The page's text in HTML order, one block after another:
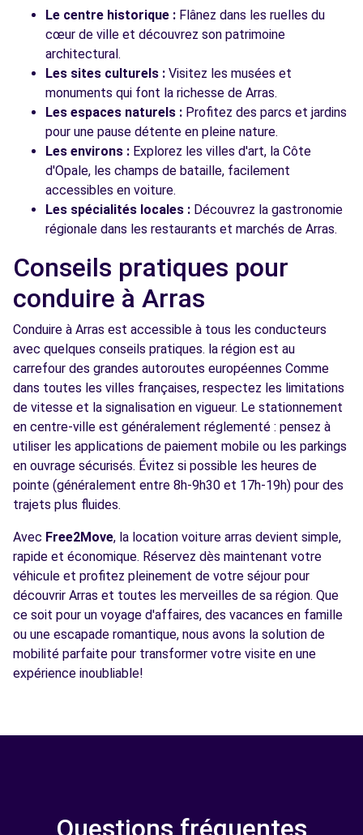
Le centre historique : Flânez dans les ruelles du
cœur de ville et découvrez son patrimoine
architectural.
Les sites culturels : Visitez les musées et
monuments qui font la richesse de Arras.
Les espaces naturels : Profitez des parcs et jardins
pour une pause détente en pleine nature.
Les environs : Explorez les villes d'art, la Côte
d'Opale, les champs de bataille, facilement
accessibles en voiture.
Les spécialités locales : Découvrez la gastronomie
régionale dans les restaurants et marchés de Arras.
Conseils pratiques pour
conduire à Arras
Conduire à Arras est accessible à tous les conducteurs
avec quelques conseils pratiques. la région est au
carrefour des grandes autoroutes européennes Comme
dans toutes les villes françaises, respectez les limitations
de vitesse et la signalisation en vigueur. Le stationnement
en centre-ville est généralement réglementé : pensez à
utiliser les applications de paiement mobile ou les parkings
en ouvrage sécurisés. Évitez si possible les heures de
pointe (généralement entre 8h-9h30 et 17h-19h) pour des
trajets plus fluides.
Avec Free2Move, la location voiture arras devient simple,
rapide et économique. Réservez dès maintenant votre
véhicule et profitez pleinement de votre séjour pour
découvrir Arras et toutes les merveilles de sa région. Que
ce soit pour un voyage d'affaires, des vacances en famille
ou une escapade romantique, nous avons la solution de
mobilité parfaite pour transformer votre visite en une
expérience inoubliable!
Questions fréquentes